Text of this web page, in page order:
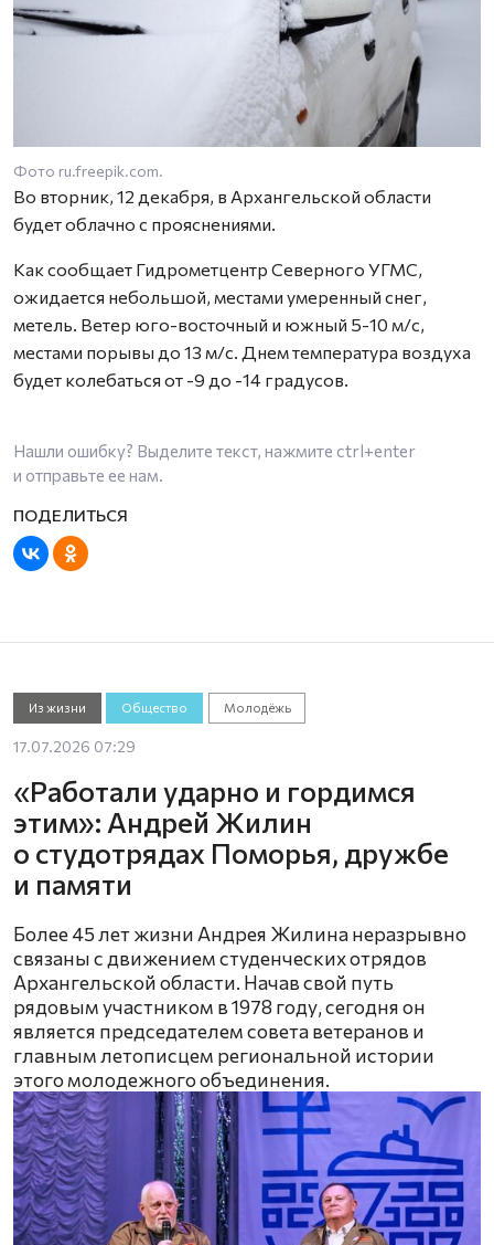
Фото ru.freepik.com.
Во вторник, 12 декабря, в Архангельской области
будет облачно с прояснениями.
Как сообщает Гидрометцентр Северного УГМС,
ожидается небольшой, местами умеренный снег,
метель. Ветер юго-восточный и южный 5-10 м/с,
местами порывы до 13 м/с. Днем температура воздуха
будет колебаться от -9 до -14 градусов.
Нашли ошибку? Выделите текст, нажмите ctrl+enter
и отправьте ее нам.
Из жизни Общество Молодёжь
17.07.2026 07:29
«Работали ударно и гордимся
этим»: Андрей Жилин
о студотрядах Поморья, дружбе
и памяти
Более 45 лет жизни Андрея Жилина неразрывно
связаны с движением студенческих отрядов
Архангельской области. Начав свой путь
рядовым участником в 1978 году, сегодня он
является председателем совета ветеранов и
главным летописцем региональной истории
этого молодежного объединения.